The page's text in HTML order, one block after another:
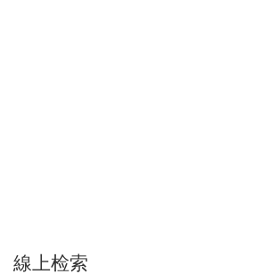
線上检索